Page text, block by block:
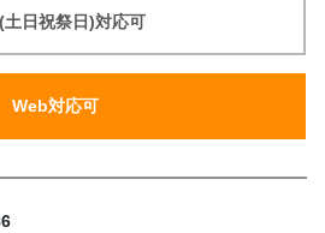
土日祝祭日)対応可
Web対応可